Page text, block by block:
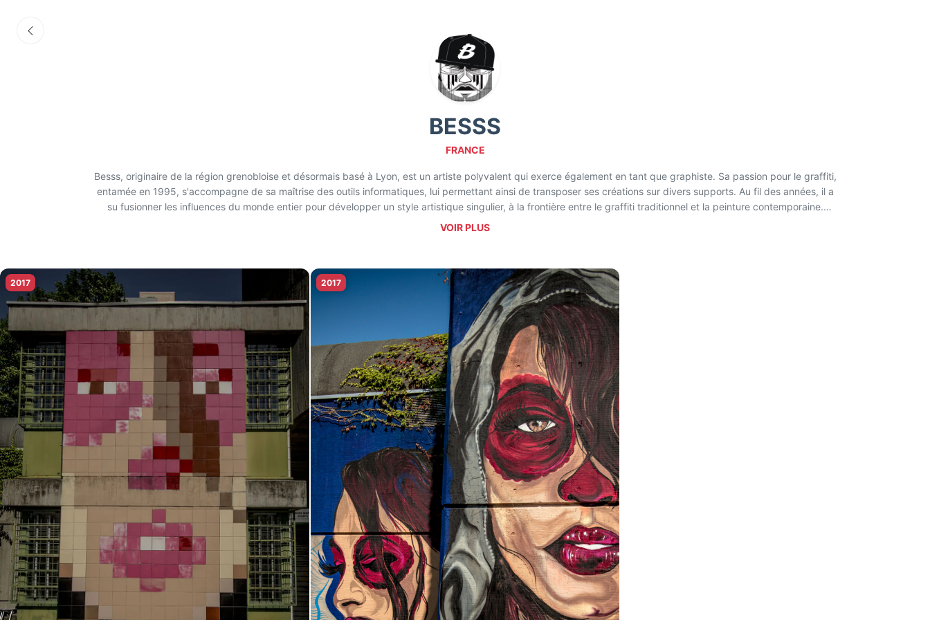
BESSS
FRANCE
Besss, originaire de la région grenobloise et désormais basé à Lyon, est un artiste polyvalent qui exerce également en tant que graphiste. Sa passion pour le graffiti,
entamée en 1995, s'accompagne de sa maîtrise des outils informatiques, lui permettant ainsi de transposer ses créations sur divers supports. Au fil des années, il a
su fusionner les influences du monde entier pour développer un style artistique singulier, à la frontière entre le graffiti traditionnel et la peinture contemporaine.
Son travail artistique se concentre de plus en plus sur le portrait, où il déploie un style reconnaissable, mettant en œuvre toutes les techniques à sa disposition.
VOIR PLUS
2017 2017